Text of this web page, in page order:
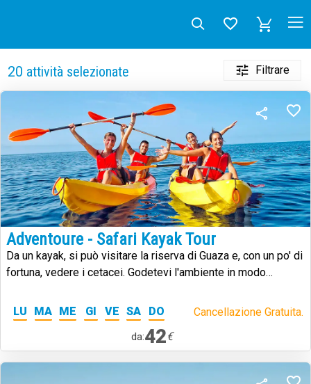
20 attività selezionate Filtrare
Adventoure - Safari Kayak Tour
Da un kayak, si può visitare la riserva di Guaza e, con un po' di
fortuna, vedere i cetacei. Godetevi l'ambiente in modo
LU
MA ME GI VE SA DO Cancellazione Gratuita.
da:42€